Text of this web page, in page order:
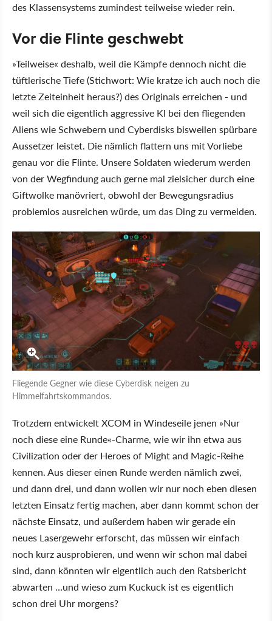
des Klassensystems zumindest teilweise wieder rein.
Vor die Flinte geschwebt
»Teilweise« deshalb, weil die Kämpfe dennoch nicht die
tüftlerische Tiefe (Stichwort: Wie kratze ich auch noch die
letzte Zeiteinheit heraus?) des Originals erreichen - und
weil sich die eigentlich aggressive KI bei den fliegenden
Aliens wie Schwebern und Cyberdisks bisweilen spürbare
Aussetzer leistet. Die nämlich flattern uns mit Vorliebe
genau vor die Flinte. Unsere Soldaten wiederum werden
von der Wegfindung auch gerne mal zielsicher durch eine
Giftwolke manövriert, obwohl der Bewegungsradius
problemlos ausreichen würde, um das Ding zu vermeiden.
Fliegende Gegner wie diese Cyberdisk neigen zu
Himmelfahrtskommandos.
Trotzdem entwickelt XCOM in Windeseile jenen »Nur
noch diese eine Runde«-Charme, wie wir ihn etwa aus
Civilization oder der Heroes of Might and Magic-Reihe
kennen. Aus dieser einen Runde werden nämlich zwei,
und dann drei, und dann wollen wir nur noch eben diesen
letzten Einsatz fertig machen, aber dann kommt schon der
nächste Einsatz, und außerdem haben wir gerade ein
neues Lasergewehr erforscht, das müssen wir einfach
noch kurz ausprobieren, und wenn wir schon mal dabei
sind, dann könnten wir eigentlich auch den Ratsbericht
abwarten …und wieso zum Kuckuck ist es eigentlich
schon drei Uhr morgens?